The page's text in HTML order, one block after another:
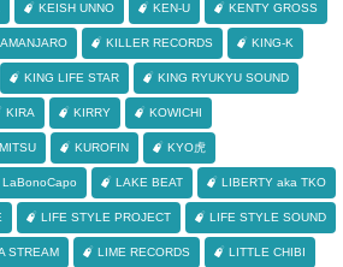
KEISH UNNO KEN-U KENTY GROSS
KILLER RECORDS KING-K
KING LIFE STAR KING RYUKYU SOUND
KIRA KIRRY KOWICHI
KUROFIN KYO虎
LaBonoCapo LAKE BEAT LIBERTY aka TKO
LIFE STYLE PROJECT LIFE STYLE SOUND
STREAM LIME RECORDS LITTLE CHIBI